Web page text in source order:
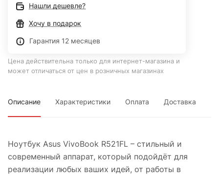
Нашли дешевле?
Хочу в подарок
Гарантия 12 месяцев
Цена действительна только для интернет-магазина и
может отличаться от цен в розничных магазинах
Описание Характеристики Оплата Доставка
Ноутбук Asus VivoBook R521FL – стильный и
современный аппарат, который подойдёт для
реализации любых ваших идей, от работы в